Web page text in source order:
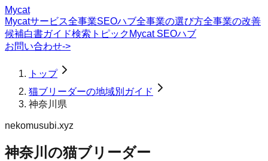
Mycat
Mycatサービス全事業SEOハブ全事業の選び方全事業の改善
候補白書ガイド検索トピック Mycat SEOハブ
お問い合わせ->
トップ
猫ブリーダーの地域別ガイド
神奈川県
nekomusubi.xyz
神奈川の猫ブリーダー